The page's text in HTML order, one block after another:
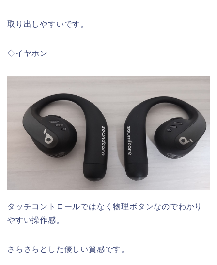
取り出しやすいです。
◇イヤホン
タッチコントロールではなく物理ボタンなのでわかり
やすい操作感。
さらさらとした優しい質感です。